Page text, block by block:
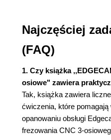
Najczęściej
(FAQ)
1. Czy książka
osiowe" zawiera
Tak, książka zawiera
ćwiczenia, które
opanowaniu obsługi
frezowania CNC 3-